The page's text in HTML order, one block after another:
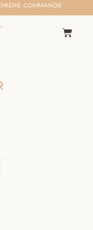
COMMANDE